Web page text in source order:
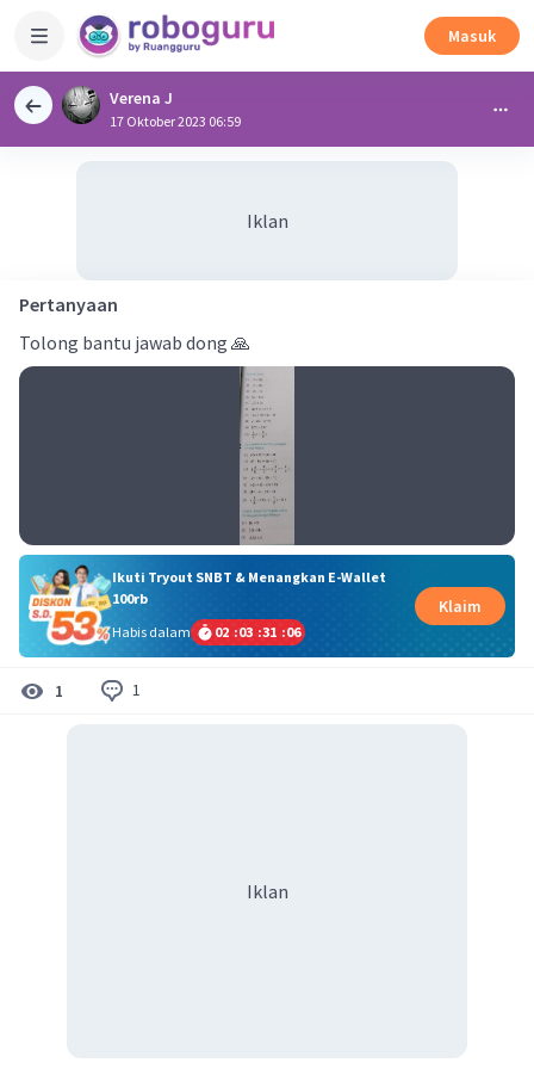
Masuk
Verena J
17 Oktober 2023 06:59
Iklan
Pertanyaan
Tolong bantu jawab dong 🙏
Ikuti Tryout SNBT & Menangkan E-Wallet
100rb
Habis dalam
02 :03 :31 :06
Klaim
1 1
Iklan